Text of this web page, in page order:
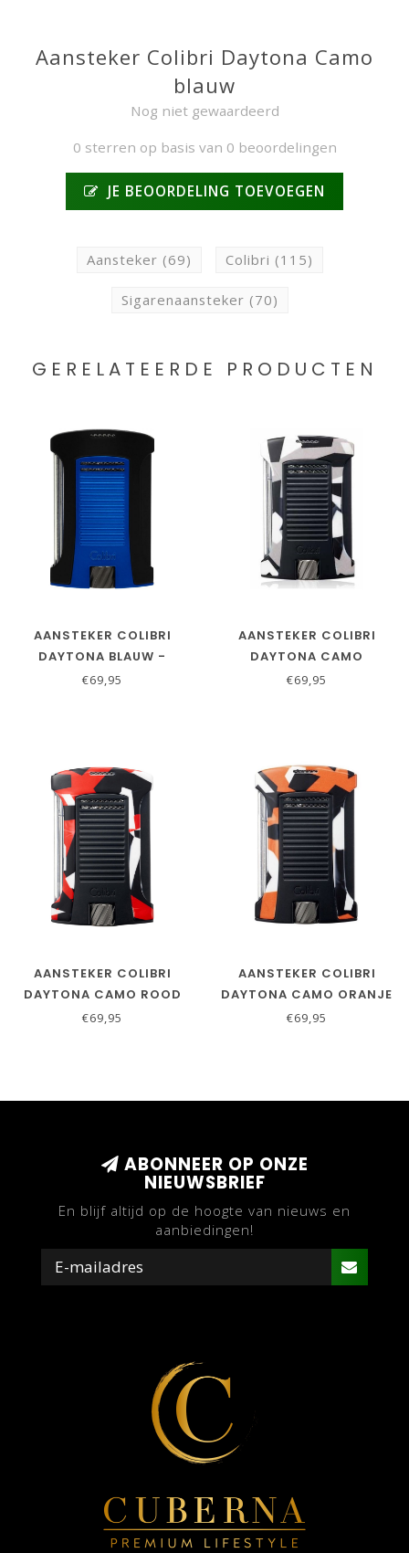
Aansteker Colibri Daytona Camo
blauw
Nog niet gewaardeerd
0 sterren op basis van 0 beoordelingen
JE BEOORDELING TOEVOEGEN
Aansteker (69) Colibri (115)
Sigarenaansteker (70)
GERELATEERDE PRODUCTEN
AANSTEKER COLIBRI
DAYTONA BLAUW -
ZWART
€69,95
AANSTEKER COLIBRI
DAYTONA CAMO
CHARCOAL
€69,95
AANSTEKER COLIBRI
DAYTONA CAMO ROOD
€69,95
AANSTEKER COLIBRI
DAYTONA CAMO ORANJE
€69,95
ABONNEER OP ONZE
NIEUWSBRIEF
En blijf altijd op de hoogte van nieuws en
aanbiedingen!